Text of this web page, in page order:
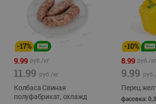
-17%
9.99 руб./кг
11.99 руб./кг
Колбаса Свиная
полуфабрикат, охлажд
-10%
8.99 руб./кг
9.99 руб./
Перец
фасовка: